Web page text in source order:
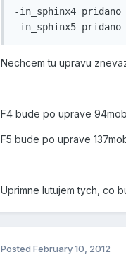
-in_sphinx4 pridano
Nechcem tu upravu
F4 bude po uprave
F5 bude po uprave
Uprimne lutujem tych, co
Posted February 10, 2012